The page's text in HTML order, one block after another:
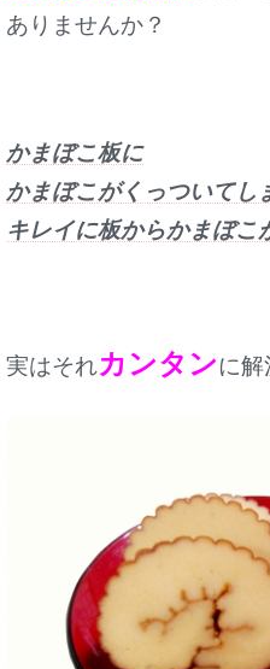
ありませんか？
かまぼこ板に
かまぼこがくっついてし
キレイに板からかまぼこ
実はそれカンタンに